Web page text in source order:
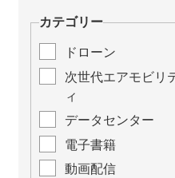
ず
カテゴリー
ドローン
次世代エアモビリ
ィ
データセンター
電子書籍
動画配信